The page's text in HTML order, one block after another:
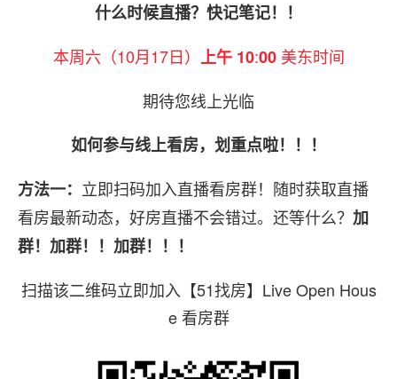
什么时候直播？快记笔记！！
本周六（10月17日） 上午 10:00美东时间
期待您线上光临
如何参与线上看房，划重点啦！！！
方法一： 立即扫码加入直播看房群！随时获取直播
看房最新动态，好房直播不会错过。还等什么？ 加
群！加群！！加群！！！
扫描该二维码立即加入【51找房】Live Open Hous
e 看房群